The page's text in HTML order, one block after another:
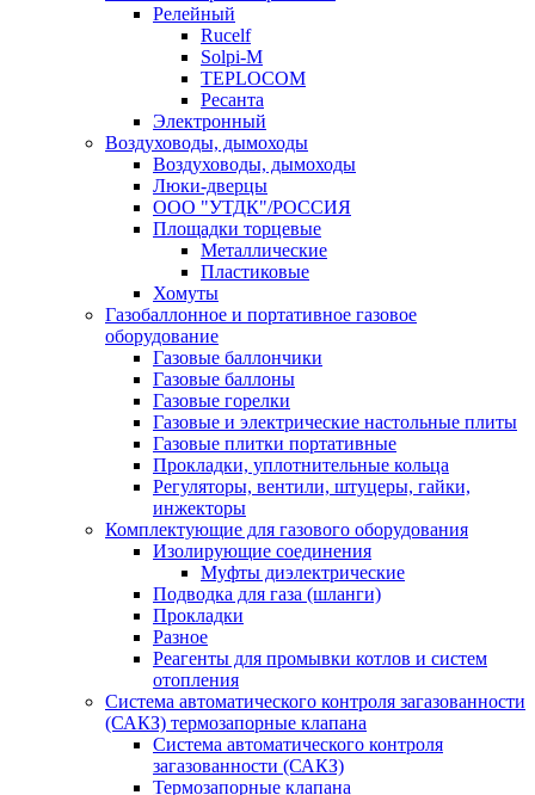
Релейный
Rucelf
Solpi-M
TEPLOCOM
Ресанта
Электронный
Воздуховоды, дымоходы
Воздуховоды, дымоходы
Люки-дверцы
ООО "УТДК"/РОССИЯ
Площадки торцевые
Металлические
Пластиковые
Хомуты
Газобаллонное и портативное газовое
оборудование
Газовые баллончики
Газовые баллоны
Газовые горелки
Газовые и электрические настольные плиты
Газовые плитки портативные
Прокладки, уплотнительные кольца
Регуляторы, вентили, штуцеры, гайки,
инжекторы
Комплектующие для газового оборудования
Изолирующие соединения
Муфты диэлектрические
Подводка для газа (шланги)
Прокладки
Разное
Реагенты для промывки котлов и систем
отопления
Система автоматического контроля загазованности
(САКЗ) термозапорные клапана
Система автоматического контроля
загазованности (САКЗ)
Термозапорные клапана